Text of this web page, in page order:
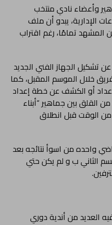
وأعضاء نادي منتخب
الإدارية، يبدو أن ملف
المشهد تمامًا، رغم اقتراب
تشكيل الجهاز الفني الجديد
خلال الموسم المقبل، كما
أو الكشف عن خطة إعداد
القلق بين جماهير “أبناء
من الوقت قبل انطلاق
واحده من اسوأ نتائجه بعد
الثاني ب و لم يكن حتي
العديد من أندية دوري